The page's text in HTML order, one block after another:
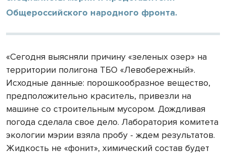
Общероссийского народного фронта.
«Сегодня выясняли причину «зеленых озер» на
территории полигона ТБО «Левобережный».
Исходные данные: порошкообразное вещество,
предположительно краситель, привезли на
машине со строительным мусором. Дождливая
погода сделала свое дело. Лаборатория комитета
экологии мэрии взяла пробу - ждем результатов.
Жидкость не «фонит», химический состав будет